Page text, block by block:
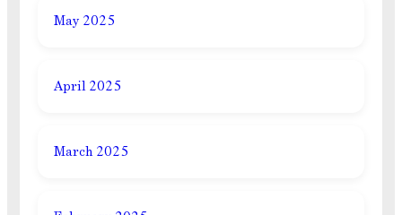
May 2025
April 2025
March 2025